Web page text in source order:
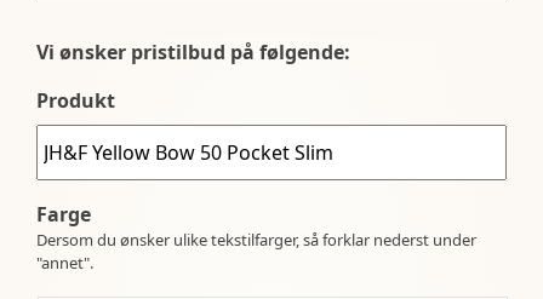
Vi ønsker pristilbud på følgende:
Produkt
Farge
Dersom du ønsker ulike tekstilfarger, så forklar nederst under
"annet".